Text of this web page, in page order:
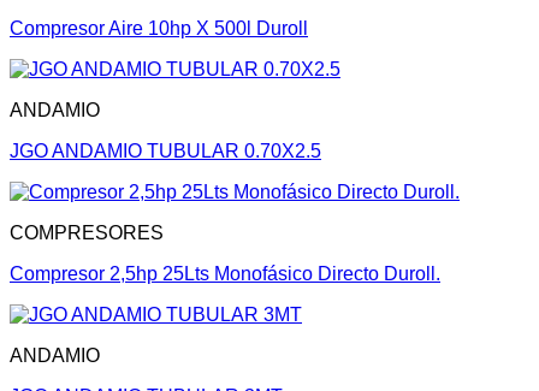
Compresor Aire 10hp X 500l Duroll
ANDAMIO
JGO ANDAMIO TUBULAR 0.70X2.5
COMPRESORES
Compresor 2,5hp 25Lts Monofásico Directo Duroll.
ANDAMIO